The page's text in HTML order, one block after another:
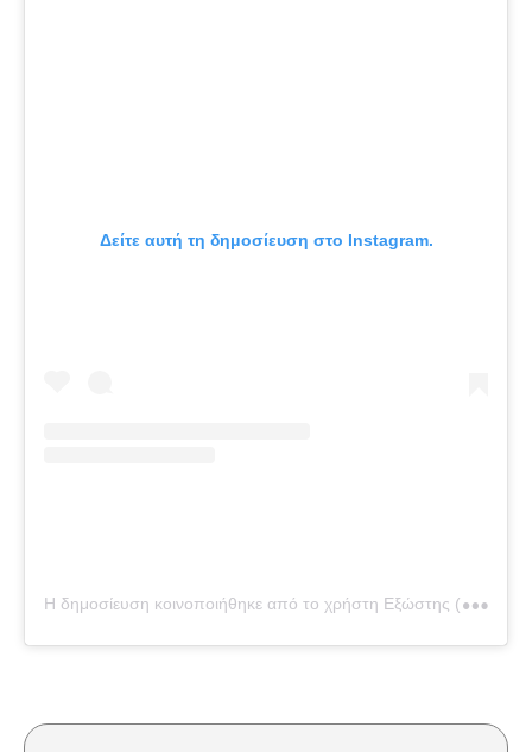
Δείτε αυτή τη δημοσίευση στο Instagram.
Η
δημοσίευση κοινοποιήθηκε από το χρήστη Εξώστης (@exostis.gr)